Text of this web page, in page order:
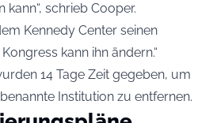
schrieb Cooper.
Kennedy Center seinen
kann ihn ändern.“
14 Tage Zeit gegeben, um
Institution zu entfernen.